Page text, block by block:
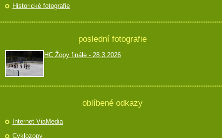
Historické fotografie
poslední fotografie
HC Žopy finále - 28.3.2026
oblíbené odkazy
Internet ViaMedia
Cyklozopy